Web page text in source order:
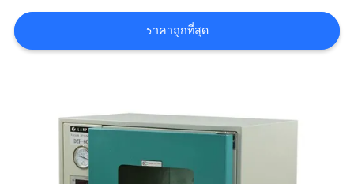
ขอ
ใบ
ราคาถูกที่สุด